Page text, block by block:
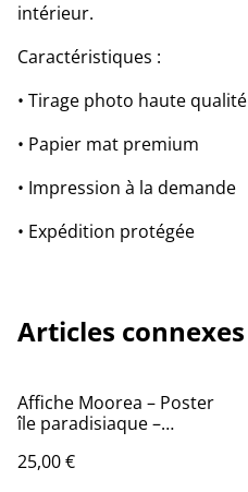
intérieur.
Caractéristiques :
• Tirage photo haute qualité
• Papier mat premium
• Impression à la demande
• Expédition protégée
Articles connexes
Affiche Moorea – Poster
île paradisiaque –
exotique
25,00 €